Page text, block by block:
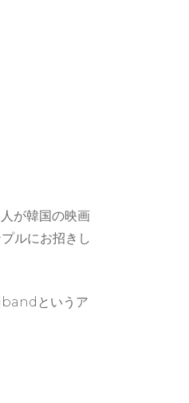
が韓国の映画
ルにお招きし
というア